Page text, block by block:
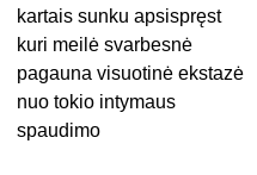
kartais sunku apsispręst
kuri meilė svarbesnė
pagauna visuotinė ekstazė
nuo tokio intymaus
spaudimo